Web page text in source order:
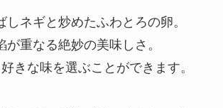
しネギと炒めたふわとろの卵。
が重なる絶妙の美味しさ。
きな味を選ぶことができます。